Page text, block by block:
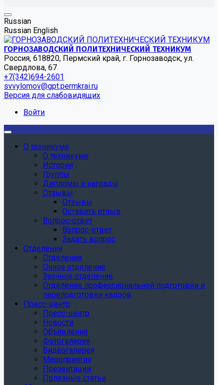
Russian
Russian English
ГОРНОЗАВОДСКИЙ ПОЛИТЕХНИЧЕСКИЙ ТЕХНИКУМ
Россия, 618820, Пермский край, г. Горнозаводск, ул.
Свердлова, 67
+7(342)694-2601
svvylomov@gpt.permkrai.ru
Версия для слабовидящих
Войти
О техникуме
О техникуме
История
Группы
Дипломы и награды
Отзывы
Отзывы
Оставить отзыв
Вопрос-ответ
Вопрос-ответ
Задать вопрос
Отделения
Отделения
Очное отделение
Заочное отделение
Отделение профессиональной подготовки и
переподготовки кадров
Пресс-центр
Пресс-центр
Новости
Объявления
Фотогалерея
Видеогалерея
Мероприятия
Презентации
Полезные статьи